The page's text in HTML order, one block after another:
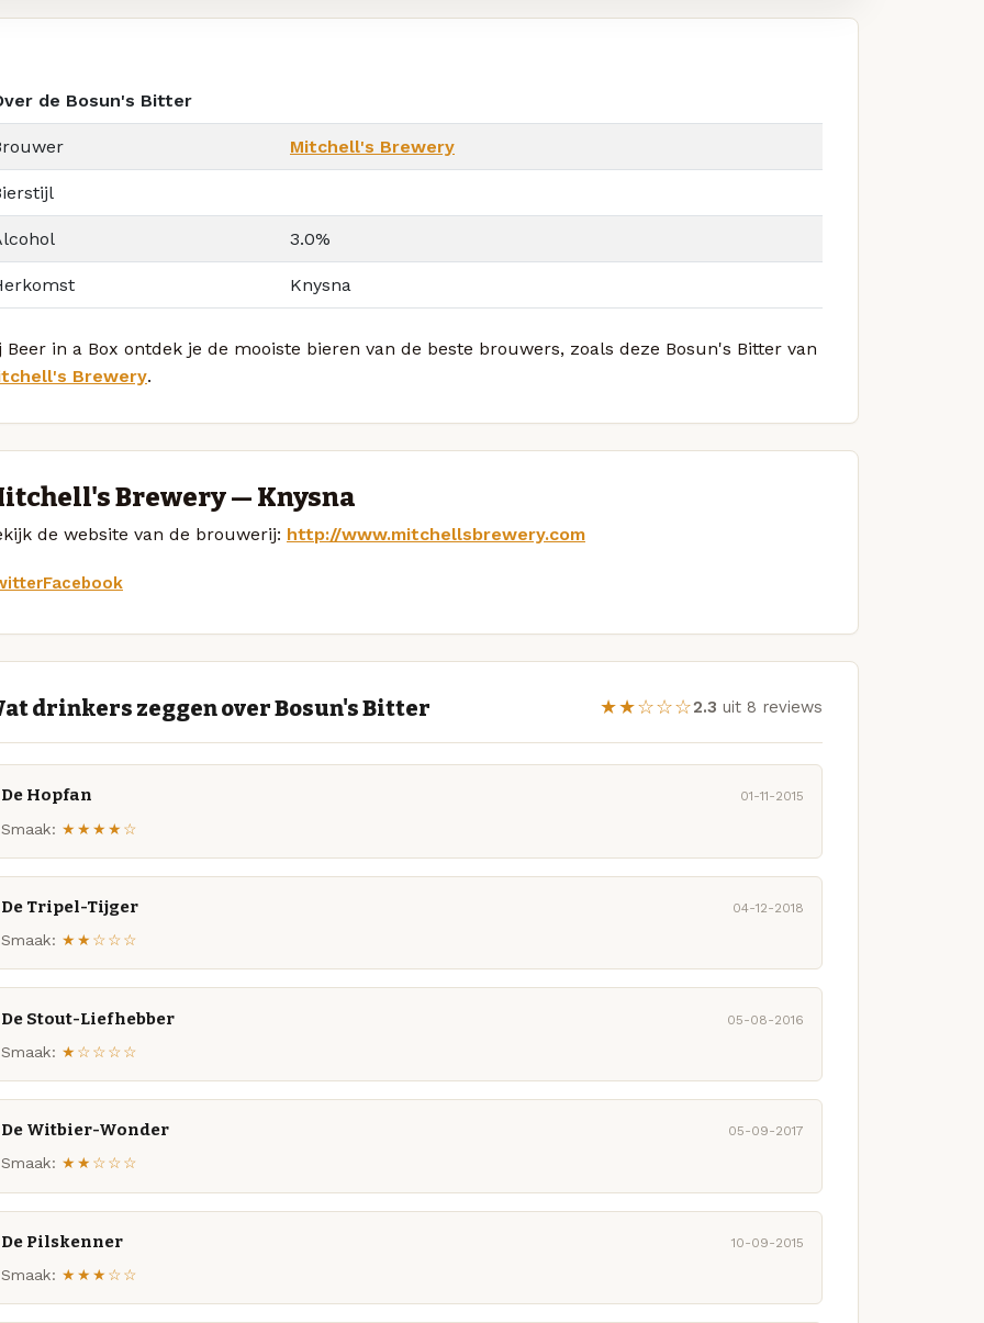
de Bosun's Bitter
Mitchell's Brewery
3.0%
Knysna
Beer in a Box ontdek je de mooiste bieren van de beste brouwers, zoals deze Bosun's Bitter van
Brewery.
Brewery — Knysna
de website van de brouwerij: http://www.mitchellsbrewery.com
Facebook
drinkers zeggen over Bosun's Bitter ★★☆☆☆2.3 uit 8 reviews
De Hopfan 01-11-2015
Smaak: ★★★★☆
De Tripel-Tijger 04-12-2018
Smaak: ★★☆☆☆
De Stout-Liefhebber 05-08-2016
Smaak: ★☆☆☆☆
De Witbier-Wonder 05-09-2017
Smaak: ★★☆☆☆
De Pilskenner 10-09-2015
Smaak: ★★★☆☆